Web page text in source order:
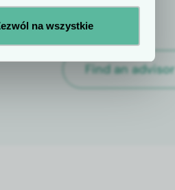
na wszystkie
Find an advi­sor